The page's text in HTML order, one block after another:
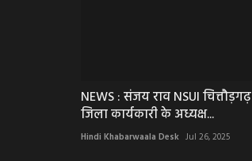
NEWS : संजय राव NSUI चित्तौड़गढ़
जिला कार्यकारी के अध्यक्ष...
Hindi Khabarwaala Desk Jul 26, 2025